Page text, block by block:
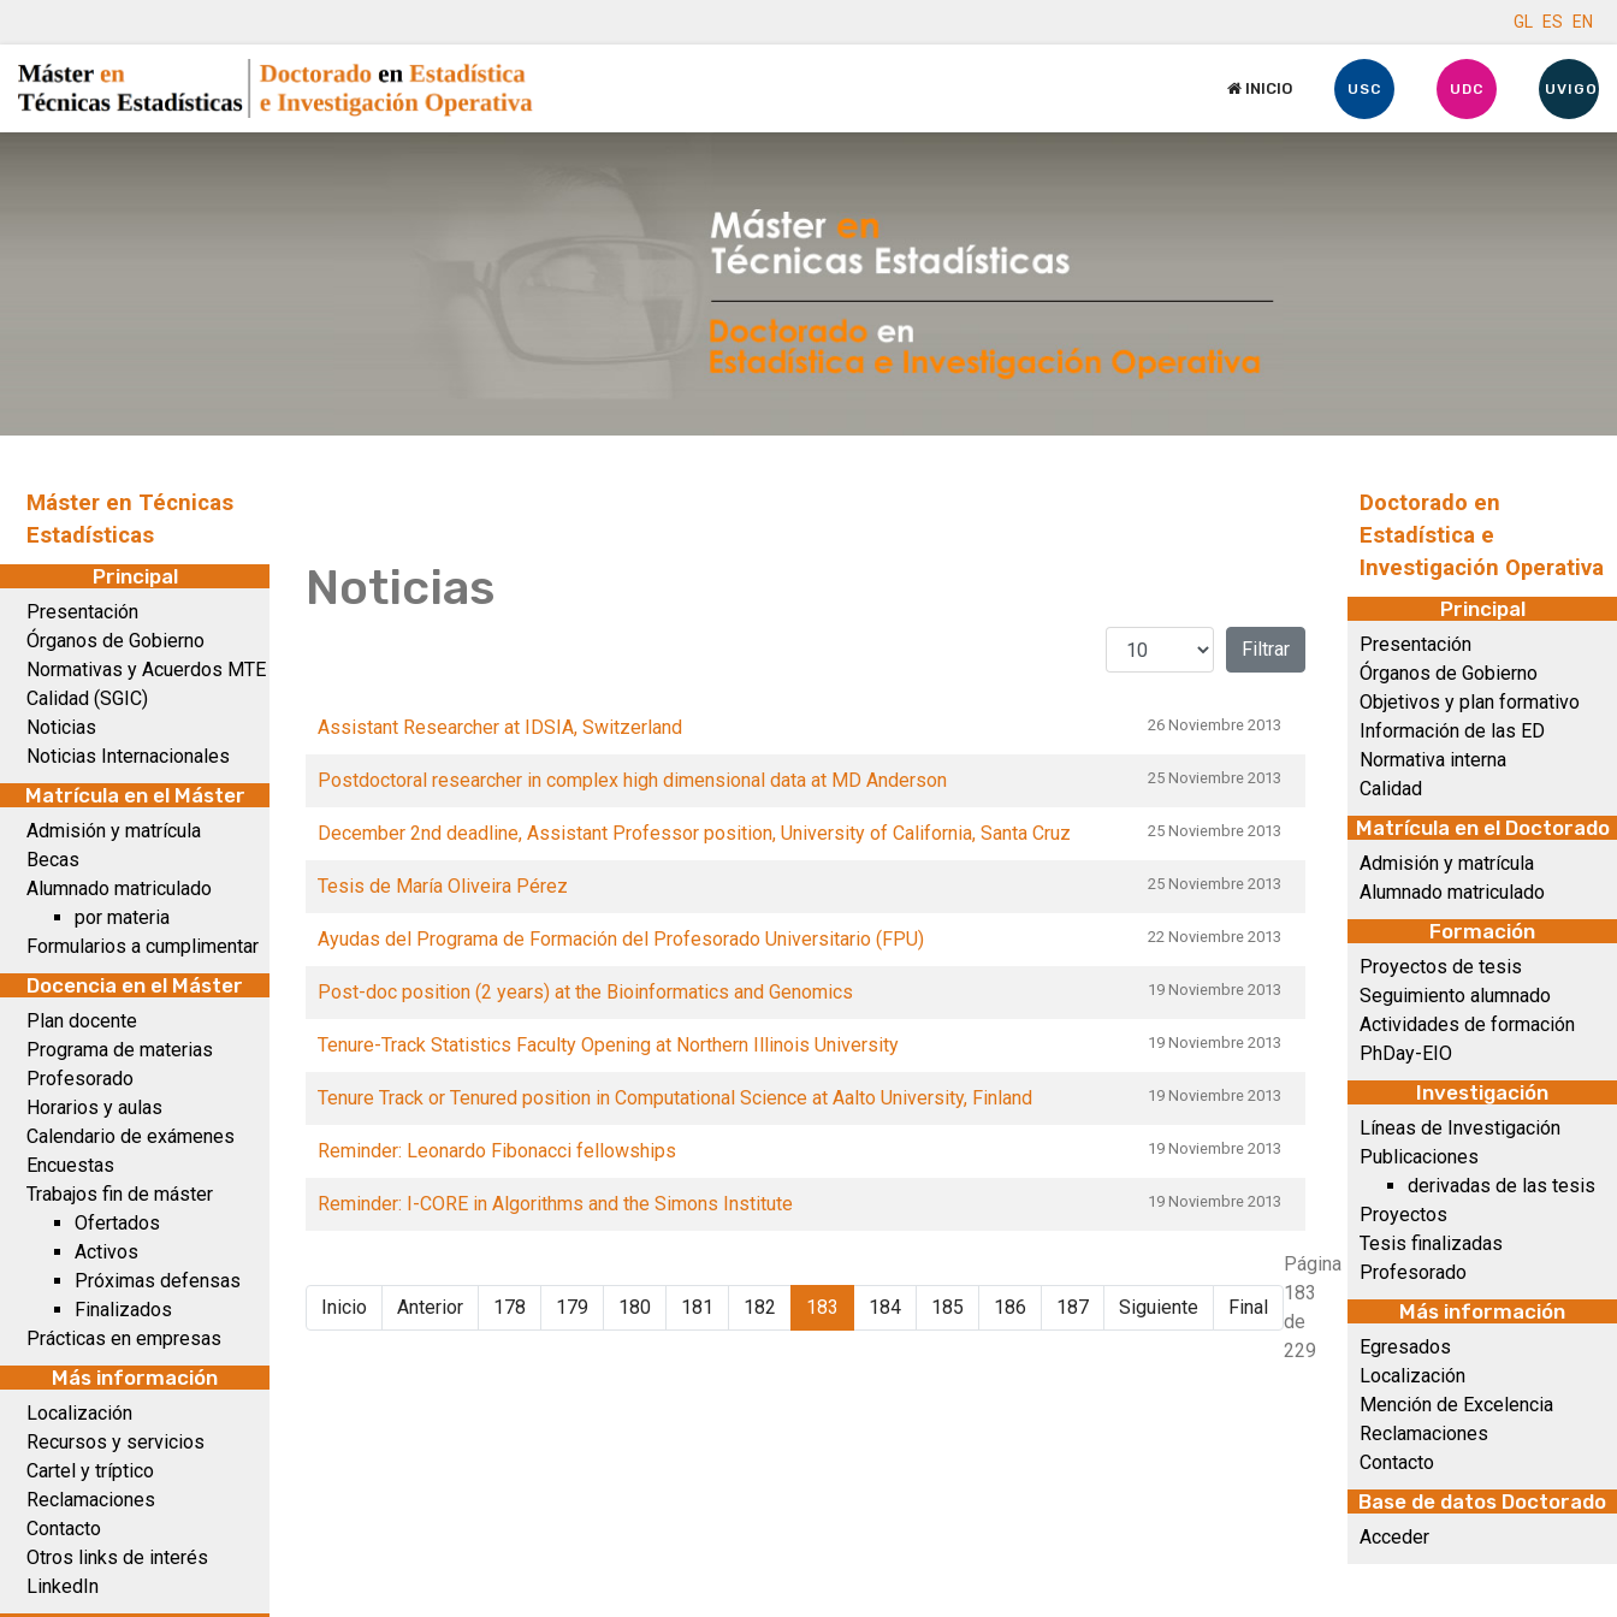
GL ES EN
INICIO USC UDC UVIGO
Máster en Técnicas
Estadísticas
Principal
Presentación
Órganos de Gobierno
Normativas y Acuerdos MTE
Calidad (SGIC)
Noticias
Noticias Internacionales
Matrícula en el Máster
Admisión y matrícula
Becas
Alumnado matriculado
por materia
Formularios a cumplimentar
Docencia en el Máster
Plan docente
Programa de materias
Profesorado
Horarios y aulas
Calendario de exámenes
Encuestas
Trabajos fin de máster
Ofertados
Activos
Próximas defensas
Finalizados
Prácticas en empresas
Más información
Localización
Recursos y servicios
Cartel y tríptico
Reclamaciones
Contacto
Otros links de interés
LinkedIn
Noticias
Cantidad a mostrarFiltrar
Assistant Researcher at IDSIA, Switzerland 26 Noviembre 2013
Postdoctoral researcher in complex high dimensional data at MD Anderson 25 Noviembre 2013
December 2nd deadline, Assistant Professor position, University of California, Santa Cruz 25 Noviembre 2013
Tesis de María Oliveira Pérez 25 Noviembre 2013
Ayudas del Programa de Formación del Profesorado Universitario (FPU) 22 Noviembre 2013
Post-doc position (2 years) at the Bioinformatics and Genomics 19 Noviembre 2013
Tenure-Track Statistics Faculty Opening at Northern Illinois University 19 Noviembre 2013
Tenure Track or Tenured position in Computational Science at Aalto University, Finland 19 Noviembre 2013
Reminder: Leonardo Fibonacci fellowships 19 Noviembre 2013
Reminder: I-CORE in Algorithms and the Simons Institute 19 Noviembre 2013
Inicio Anterior 178 179 180 181 182 183 184 185 186 187 Siguiente Final
Página
183
de
229
Doctorado en
Estadística e
Investigación Operativa
Principal
Presentación
Órganos de Gobierno
Objetivos y plan formativo
Información de las ED
Normativa interna
Calidad
Matrícula en el Doctorado
Admisión y matrícula
Alumnado matriculado
Formación
Proyectos de tesis
Seguimiento alumnado
Actividades de formación
PhDay-EIO
Investigación
Líneas de Investigación
Publicaciones
derivadas de las tesis
Proyectos
Tesis finalizadas
Profesorado
Más información
Egresados
Localización
Mención de Excelencia
Reclamaciones
Contacto
Base de datos Doctorado
Acceder